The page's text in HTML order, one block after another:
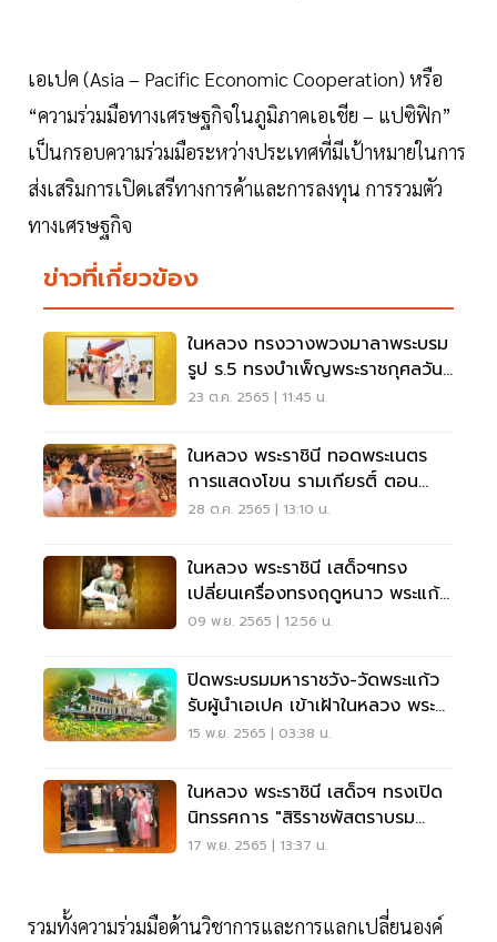
เอเปค (Asia – Pacific Economic Cooperation) หรือ
“ความร่วมมือทางเศรษฐกิจในภูมิภาคเอเชีย – แปซิฟิก”
เป็นกรอบความร่วมมือระหว่างประเทศที่มีเป้าหมายในการ
ส่งเสริมการเปิดเสรีทางการค้าและการลงทุน การรวมตัว
ทางเศรษฐกิจ
ข่าวที่เกี่ยวข้อง
ในหลวง ทรงวางพวงมาลาพระบรม
รูป ร.5 ทรงบำเพ็ญพระราชกุศลวัน
ปิยมหาราช
23 ต.ค. 2565 | 11:45 น.
ในหลวง พระราชินี ทอดพระเนตร
การแสดงโขน รามเกียรติ์ ตอน
“สะกดทัพ”
28 ต.ค. 2565 | 13:10 น.
ในหลวง พระราชินี เสด็จฯทรง
เปลี่ยนเครื่องทรงฤดูหนาว พระแก้ว
มรกต
09 พ.ย. 2565 | 12:56 น.
ปิดพระบรมมหาราชวัง-วัดพระแก้ว
รับผู้นำเอเปค เข้าเฝ้าในหลวง พระ
ราชินี
15 พ.ย. 2565 | 03:38 น.
ในหลวง พระราชินี เสด็จฯ ทรงเปิด
นิทรรศการ "สิริราชพัสตราบรม
ราชินีนาถ"
17 พ.ย. 2565 | 13:37 น.
รวมทั้งความร่วมมือด้านวิชาการและการแลกเปลี่ยนองค์